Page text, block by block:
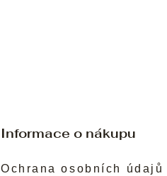
Informace o nákupu
Ochrana osobních údajů